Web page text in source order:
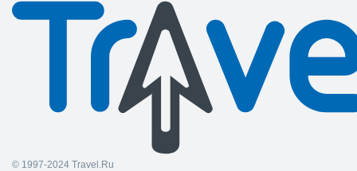
© 1997-2024 Travel.Ru